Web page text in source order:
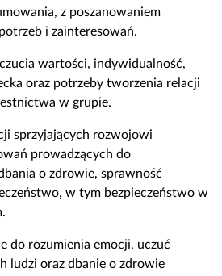
z poszanowaniem
i zainteresowań.
wartości, indywidualność,
oraz potrzeby tworzenia relacji
w grupie.
sprzyjających rozwojowi
prowadzących do
o zdrowie, sprawność
w tym bezpieczeństwo w
do rozumienia emocji, uczuć
ludzi oraz dbanie o zdrowie